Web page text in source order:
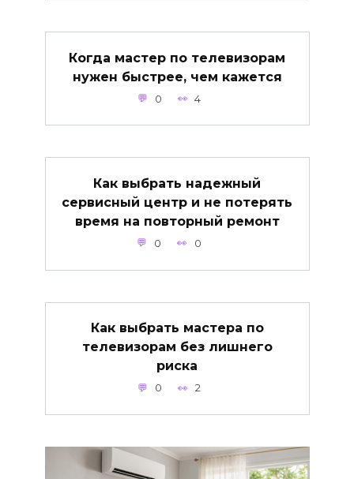
Когда мастер по телевизорам
нужен быстрее, чем кажется
0 4
Как выбрать надежный
сервисный центр и не потерять
время на повторный ремонт
0 0
Как выбрать мастера по
телевизорам без лишнего
риска
0 2